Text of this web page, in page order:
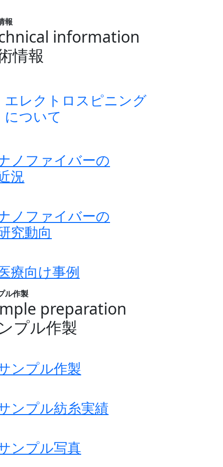
報
information
情報
エレクトロスピニング
について
ノファイバーの
況
ノファイバーの
究動向
療向け事例
ル作製
preparation
プル作製
ンプル作製
ンプル紡糸実績
ンプル写真